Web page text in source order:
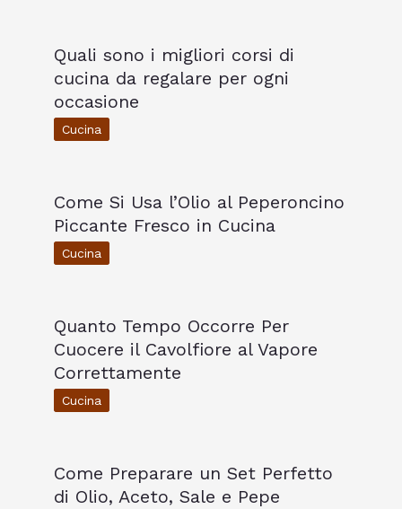
Quali sono i migliori corsi di
cucina da regalare per ogni
occasione
Cucina
Come Si Usa l’Olio al Peperoncino
Piccante Fresco in Cucina
Cucina
Quanto Tempo Occorre Per
Cuocere il Cavolfiore al Vapore
Correttamente
Cucina
Come Preparare un Set Perfetto
di Olio, Aceto, Sale e Pepe